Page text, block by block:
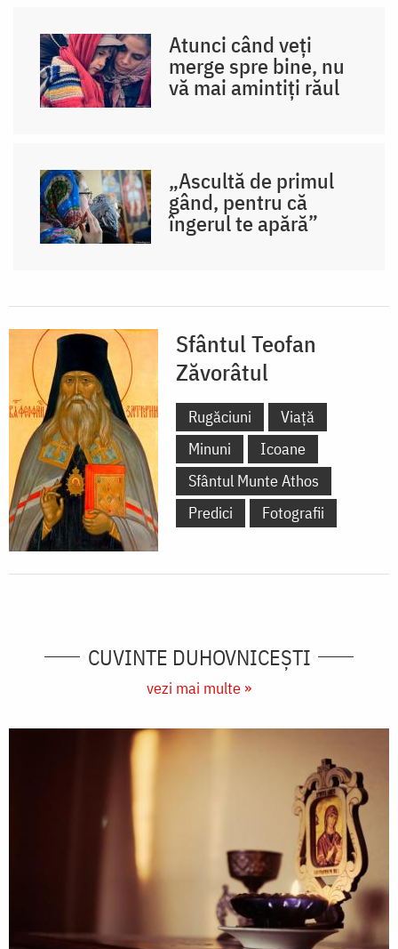
Atunci când veți
merge spre bine, nu
vă mai amintiți răul
„Ascultă de primul
gând, pentru că
îngerul te apără”
Sfântul Teofan
Zăvorâtul
Rugăciuni
Viață
Minuni
Icoane
Sfântul Munte Athos
Predici
Fotografii
CUVINTE DUHOVNICEȘTI
vezi mai multe »